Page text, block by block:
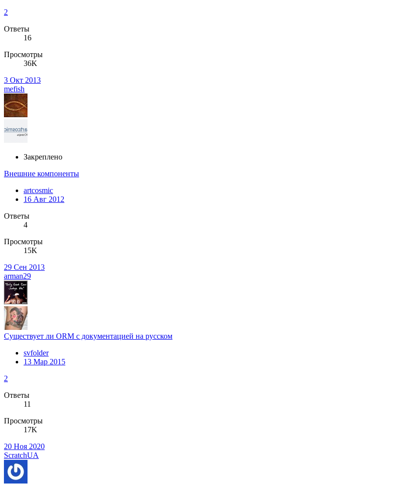
2
Ответы
16
Просмотры
36K
3 Окт 2013
mefish
Закреплено
Внешние компоненты
artcosmic
16 Авг 2012
Ответы
4
Просмотры
15K
29 Сен 2013
arman29
Существует ли ORM с документацией на русском
svfolder
13 Мар 2015
2
Ответы
11
Просмотры
17K
20 Ноя 2020
ScratchUA